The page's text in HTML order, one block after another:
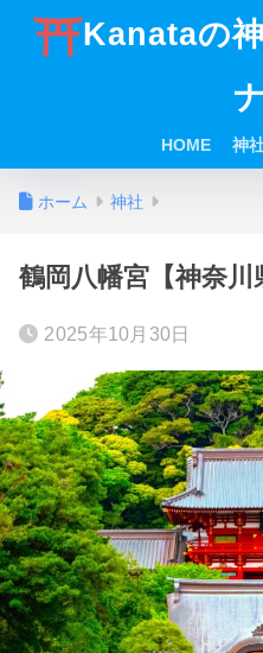
Kanataの
HOME 神
ホーム 神社
鶴岡八幡宮【神奈川
2025年10月30日